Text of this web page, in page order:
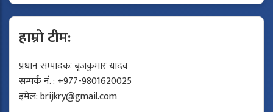
हाम्रो टीम:
प्रधान सम्पादकः बृजकुमार यादव
सम्पर्क नं. : +977-9801620025
इमेल:brijkry@gmail.com